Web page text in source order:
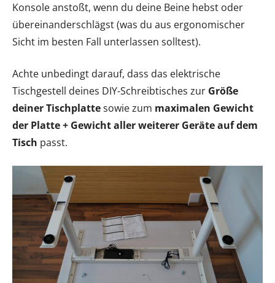
Konsole anstoßt, wenn du deine Beine hebst oder
übereinanderschlägst (was du aus ergonomischer
Sicht im besten Fall unterlassen solltest).
Achte unbedingt darauf, dass das elektrische
Tischgestell deines DIY-Schreibtisches zur Größe
deiner Tischplattesowie zum maximalen Gewicht
der Platte + Gewicht aller weiterer Geräte auf dem
Tisch passt.